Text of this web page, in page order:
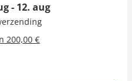
- 12. aug
200,00 €